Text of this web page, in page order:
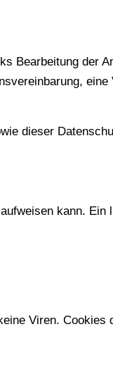
Bearbeitung der
eine
dieser
kann. Ein
Viren. Cookies